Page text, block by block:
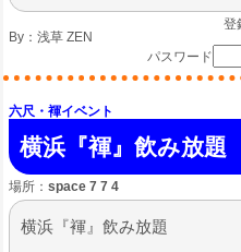
登
By： 浅草 ZEN
パスワード
六尺・褌イベント
横浜『褌』飲み放題
場所： space 7 7 4
横浜『褌』飲み放題